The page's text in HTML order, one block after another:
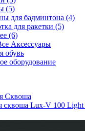
(5)
для бадминтона (4)
для ракетки (5)
(6)
Аксессуары
обувь
оборудование
Сквоша
сквоша Lux-V 100